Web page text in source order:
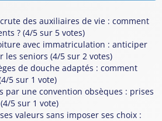
des auxiliaires de vie : comment
? (4/5 sur 5 votes)
avec immatriculation : anticiper
seniors (4/5 sur 2 votes)
de douche adaptés : comment
5 sur 1 vote)
par une convention obsèques : prises
5 sur 1 vote)
valeurs sans imposer ses choix :